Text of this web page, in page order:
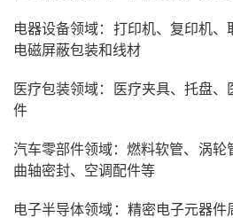
电器设备领域：打印机、复印机、
电磁屏蔽包装和线材
医疗包装领域：医疗夹具、托盘
件
汽车零部件领域：燃料软管、涡轮
曲轴密封、空调配件等
电子半导体领域：精密电子元器